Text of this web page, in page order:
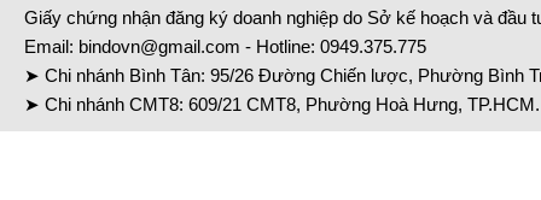
Giấy chứng nhận đăng ký doanh nghiệp do Sở kế hoạch và đầu
Email: bindovn@gmail.com - Hotline: 0949.375.775
➤ Chi nhánh Bình Tân: 95/26 Đường Chiến lược, Phường Bình
➤ Chi nhánh CMT8: 609/21 CMT8, Phường Hoà Hưng,